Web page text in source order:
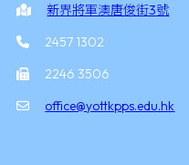
新界將軍澳唐俊街3號
2457 1302
2246 3506
office@yottkpps.edu.hk